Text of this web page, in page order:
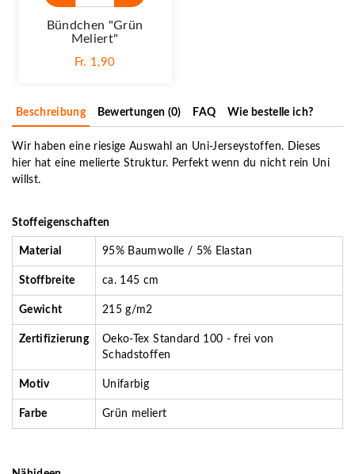
Bündchen "Grün
Meliert"
Fr. 1,90
Beschreibung Bewertungen (0) FAQ Wie bestelle ich?
Wir haben eine riesige Auswahl an Uni-Jerseystoffen. Dieses
hier hat eine melierte Struktur. Perfekt wenn du nicht rein Uni
willst.
Stoffeigenschaften
Material 95% Baumwolle / 5% Elastan
Stoffbreite ca. 145 cm
Gewicht 215 g/m2
Zertifizierung
Oeko-Tex Standard 100 - frei von
Schadstoffen
Motiv Unifarbig
Farbe Grün meliert